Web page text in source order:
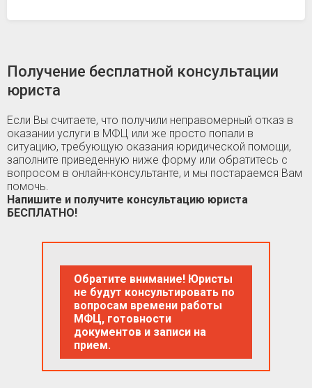
Получение бесплатной консультации
юриста
Если Вы считаете, что получили неправомерный отказ в
оказании услуги в МФЦ или же просто попали в
ситуацию, требующую оказания юридической помощи,
заполните приведенную ниже форму или обратитесь с
вопросом в онлайн-консультанте, и мы постараемся Вам
помочь.
Напишите и получите консультацию юриста
БЕСПЛАТНО!
Обратите внимание! Юристы
не будут консультировать по
вопросам времени работы
МФЦ, готовности
документов и записи на
прием.